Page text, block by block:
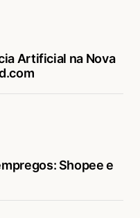
Artificial na Nova
Shopee e